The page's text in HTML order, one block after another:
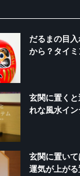
だるまの目
から？タイ
玄関に置く
れな風水イ
玄関に置い
運気が上がる